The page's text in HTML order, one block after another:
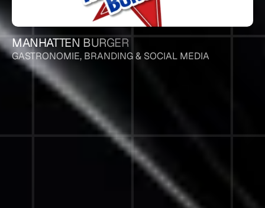
MANHATTEN BURGER
GASTRONOMIE, BRANDING & SOCIAL MEDIA
©KUNDWERK
GROSSE MARKEN STARTEN H
IER. DEINE SOLLTE ES AUCH.
STRATEGIEGESPRÄCH BUCHEN